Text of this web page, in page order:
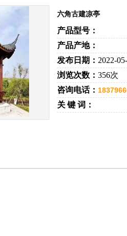
六角古建凉亭
产品型号：
产品产地：
发布日期： 2022-
浏览次数： 356次
咨询电话：
关 键 词：